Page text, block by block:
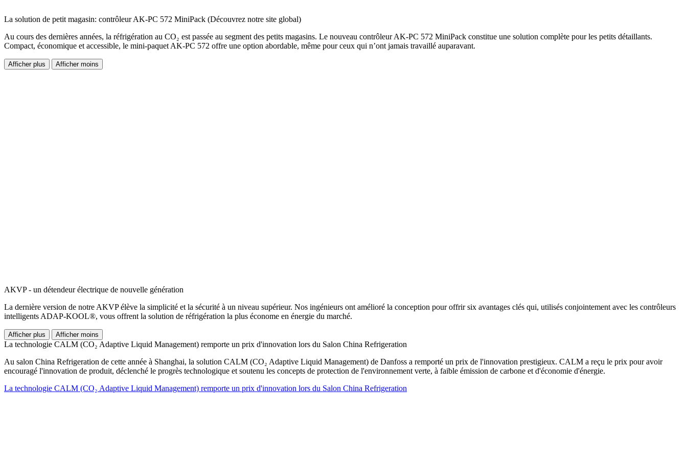
La solution de petit magasin: contrôleur AK-PC 572 MiniPack (Découvrez notre site global)
Au cours des dernières années, la réfrigération au CO₂ est passée au segment des petits magasins. Le nouveau contrôleur AK-PC 572 MiniPack constitue une solution complète pour les petits détaillants.
Compact, économique et accessible, le mini-paquet AK-PC 572 offre une option abordable, même pour ceux qui n’ont jamais travaillé auparavant.
Afficher plus Afficher moins
AKVP - un détendeur électrique de nouvelle génération
La dernière version de notre AKVP élève la simplicité et la sécurité à un niveau supérieur. Nos ingénieurs ont amélioré la conception pour offrir six avantages clés qui, utilisés conjointement avec les contrôleurs
intelligents ADAP-KOOL®, vous offrent la solution de réfrigération la plus économe en énergie du marché.
Afficher plus Afficher moins
La technologie CALM (CO₂ Adaptive Liquid Management) remporte un prix d'innovation lors du Salon China Refrigeration
Au salon China Refrigeration de cette année à Shanghai, la solution CALM (CO₂ Adaptive Liquid Management) de Danfoss a remporté un prix de l'innovation prestigieux. CALM a reçu le prix pour avoir
encouragé l'innovation de produit, déclenché le progrès technologique et soutenu les concepts de protection de l'environnement verte, à faible émission de carbone et d'économie d'énergie.
La technologie CALM (CO₂ Adaptive Liquid Management) remporte un prix d'innovation lors du Salon China Refrigeration